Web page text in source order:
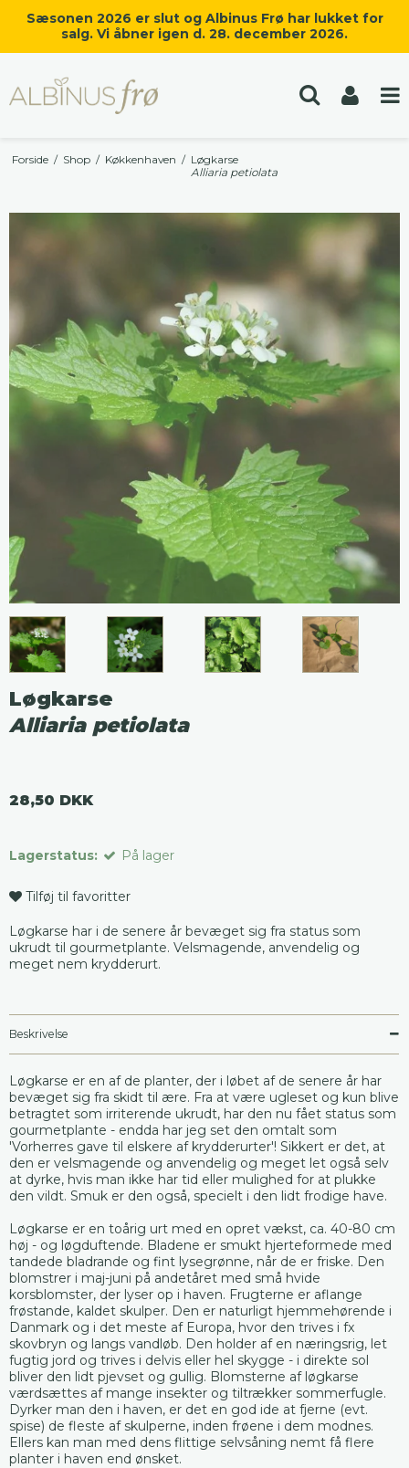
Sæsonen 2026 er slut og Albinus Frø har lukket for
salg. Vi åbner igen d. 28. december 2026.
Forside / Shop / Køkkenhaven / Løgkarse
Alliaria petiolata
Løgkarse
Alliaria petiolata
28,50 DKK
Lagerstatus: På lager
Tilføj til favoritter
Løgkarse har i de senere år bevæget sig fra status som
ukrudt til gourmetplante. Velsmagende, anvendelig og
meget nem krydderurt.
Beskrivelse
Løgkarse er en af de planter, der i løbet af de senere år har
bevæget sig fra skidt til ære. Fra at være ugleset og kun blive
betragtet som irriterende ukrudt, har den nu fået status som
gourmetplante - endda har jeg set den omtalt som
'Vorherres gave til elskere af krydderurter'! Sikkert er det, at
den er velsmagende og anvendelig og meget let også selv
at dyrke, hvis man ikke har tid eller mulighed for at plukke
den vildt. Smuk er den også, specielt i den lidt frodige have.
Løgkarse er en toårig urt med en opret vækst, ca. 40-80 cm
høj - og løgduftende. Bladene er smukt hjerteformede med
tandede bladrande og fint lysegrønne, når de er friske. Den
blomstrer i maj-juni på andetåret med små hvide
korsblomster, der lyser op i haven. Frugterne er aflange
frøstande, kaldet skulper. Den er naturligt hjemmehørende i
Danmark og i det meste af Europa, hvor den trives i fx
skovbryn og langs vandløb. Den holder af en næringsrig, let
fugtig jord og trives i delvis eller hel skygge - i direkte sol
bliver den lidt pjevset og gullig. Blomsterne af løgkarse
værdsættes af mange insekter og tiltrækker sommerfugle.
Dyrker man den i haven, er det en god ide at fjerne (evt.
spise) de fleste af skulperne, inden frøene i dem modnes.
Ellers kan man med dens flittige selvsåning nemt få flere
planter i haven end ønsket.